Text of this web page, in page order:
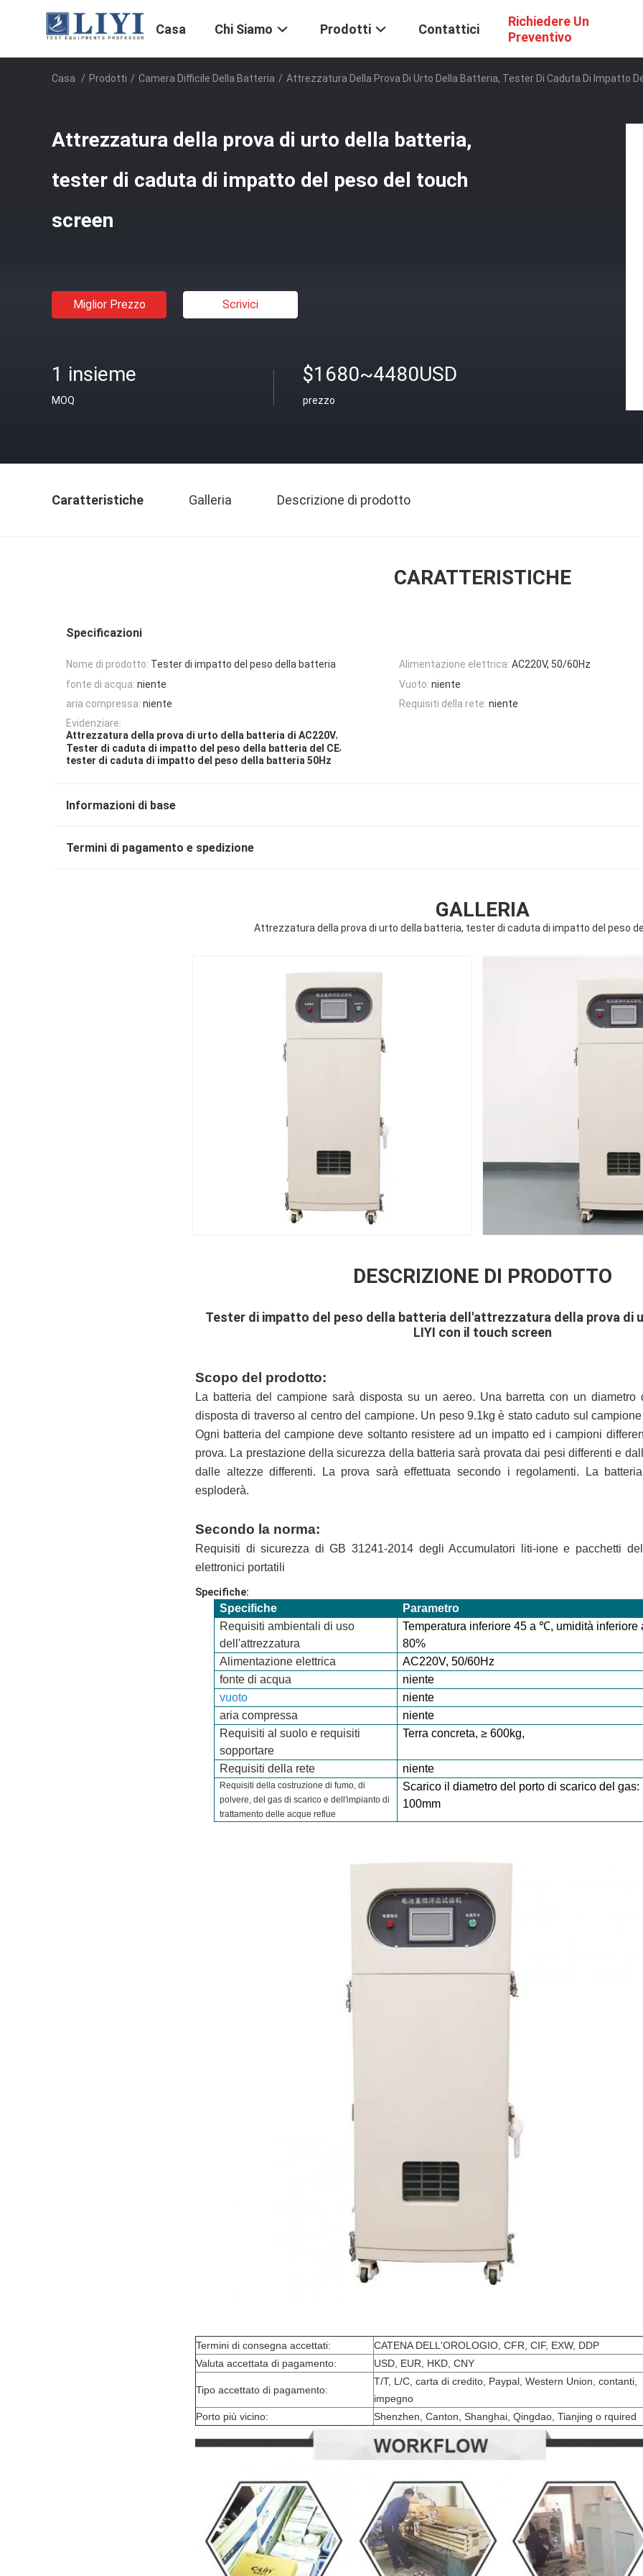
Casa Chi Siamo Prodotti Contattici
Richiedere Un
Preventivo
Casa / Prodotti / Camera Difficile Della Batteria / Attrezzatura Della Prova Di Urto Della Batteria, Tester Di Caduta Di Impatto
Attrezzatura della prova di urto della batteria,
tester di caduta di impatto del peso del touch
screen
Miglior Prezzo Scrivici
1 insieme
MOQ
$1680~4480USD
prezzo
Caratteristiche Galleria Descrizione di prodotto
CARATTERISTICHE
Specificazioni
Nome di prodotto: Tester di impatto del peso della batteria Alimentazione elettrica: AC220V, 50/60Hz
fonte di acqua: niente Vuoto: niente
aria compressa: niente Requisiti della rete: niente
Evidenziare:
Attrezzatura della prova di urto della batteria di AC220V,
Tester di caduta di impatto del peso della batteria del CE,
tester di caduta di impatto del peso della batteria 50Hz
Informazioni di base
Termini di pagamento e spedizione
GALLERIA
Attrezzatura della prova di urto della batteria, tester di caduta di impatto del peso
DESCRIZIONE DI PRODOTTO
Tester di impatto del peso della batteria dell'attrezzatura della prova di
LIYI con il touch screen
Scopo del prodotto:
La batteria del campione sarà disposta su un aereo. Una barretta con un
disposta di traverso al centro del campione. Un peso 9.1kg è stato caduto sul
Ogni batteria del campione deve soltanto resistere ad un impatto ed i campioni
prova. La prestazione della sicurezza della batteria sarà provata dai pesi differenti e
dalle altezze differenti. La prova sarà effettuata secondo i regolamenti. La
esploderà.
Secondo la norma:
Requisiti di sicurezza di GB 31241-2014 degli Accumulatori liti-ione e pacchetti
elettronici portatili
Specifiche:
Specifiche
Parametro
Requisiti ambientali di uso
dell'attrezzatura
Temperatura inferiore 45 a ℃, umidità inferiore
80%
Alimentazione elettrica
AC220V, 50/60Hz
fonte di acqua
niente
vuoto
niente
aria compressa
niente
Requisiti al suolo e requisiti
sopportare
Terra concreta, ≥ 600kg,
Requisiti della rete niente
Requisiti della costruzione di fumo, di
polvere, del gas di scarico e dell'impianto di
trattamento delle acque reflue
Scarico il diametro del porto di scarico del gas:
100mm
Termini di consegna accettati:
CATENA DELL'OROLOGIO, CFR, CIF, EXW, DDP
Valuta accettata di pagamento:
USD, EUR, HKD, CNY
Tipo accettato di pagamento:
T/T, L/C, carta di credito, Paypal, Western Union, contanti,
impegno
Porto più vicino:
Shenzhen, Canton, Shanghai, Qingdao, Tianjing o rquired